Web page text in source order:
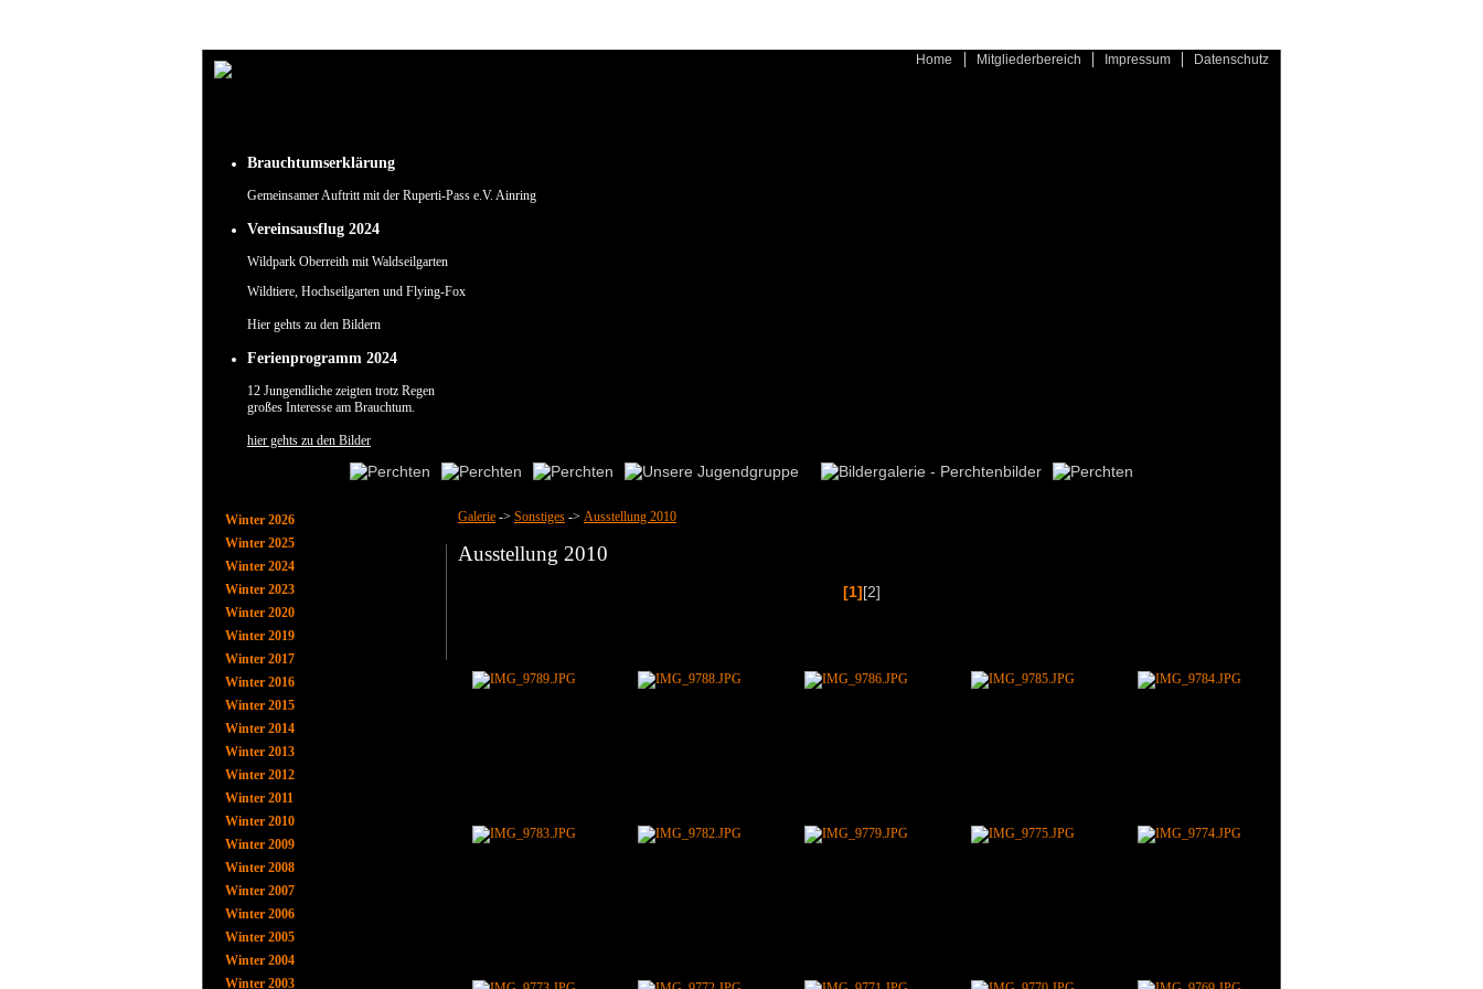
Home
Mitgliederbereich Impressum Datenschutz
Brauchtumserklärung
Gemeinsamer Auftritt mit der Ruperti-Pass e.V. Ainring
Vereinsausflug 2024
Wildpark Oberreith mit Waldseilgarten
Wildtiere, Hochseilgarten und Flying-Fox
Hier gehts zu den Bildern
Ferienprogramm 2024
12 Jungendliche zeigten trotz Regen
großes Interesse am Brauchtum.
hier gehts zu den Bilder
Winter 2026
Winter 2025
Winter 2024
Winter 2023
Winter 2020
Winter 2019
Winter 2017
Winter 2016
Winter 2015
Winter 2014
Winter 2013
Winter 2012
Winter 2011
Winter 2010
Winter 2009
Winter 2008
Winter 2007
Winter 2006
Winter 2005
Winter 2004
Winter 2003
Galerie -> Sonstiges -> Ausstellung 2010
Ausstellung 2010
[1][2]